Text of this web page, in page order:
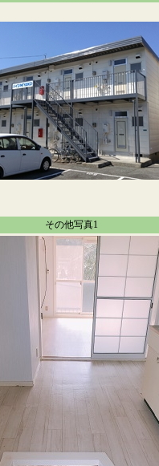
その他写真1